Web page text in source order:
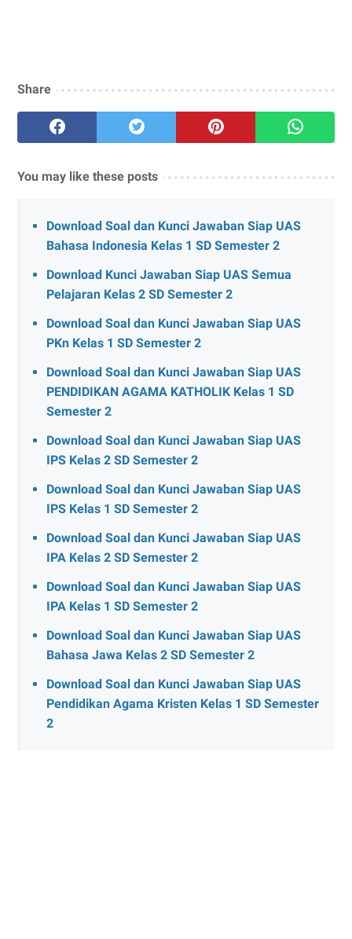
Share
You may like these posts
Download Soal dan Kunci Jawaban Siap UAS
Bahasa Indonesia Kelas 1 SD Semester 2
Download Kunci Jawaban Siap UAS Semua
Pelajaran Kelas 2 SD Semester 2
Download Soal dan Kunci Jawaban Siap UAS
PKn Kelas 1 SD Semester 2
Download Soal dan Kunci Jawaban Siap UAS
PENDIDIKAN AGAMA KATHOLIK Kelas 1 SD
Semester 2
Download Soal dan Kunci Jawaban Siap UAS
IPS Kelas 2 SD Semester 2
Download Soal dan Kunci Jawaban Siap UAS
IPS Kelas 1 SD Semester 2
Download Soal dan Kunci Jawaban Siap UAS
IPA Kelas 2 SD Semester 2
Download Soal dan Kunci Jawaban Siap UAS
IPA Kelas 1 SD Semester 2
Download Soal dan Kunci Jawaban Siap UAS
Bahasa Jawa Kelas 2 SD Semester 2
Download Soal dan Kunci Jawaban Siap UAS
Pendidikan Agama Kristen Kelas 1 SD Semester
2